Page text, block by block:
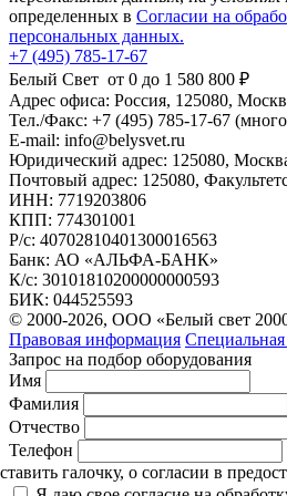
определенных в Согласии на
персональных данных.
+7 (495) 785-17-67
Белый Свет от 0 до 1 580 800 ₽
Адрес офиса: Россия, 125080,
Тел./Факс: +7 (495) 785-17-67
E-mail: info@belysvet.ru
Юридический адрес: 125080,
Почтовый адрес: 125080,
ИНН: 7719203806
КПП: 774301001
Р/с: 40702810401300016563
Банк: АО «АЛЬФА-БАНК»
К/с: 30101810200000000593
БИК: 044525593
© 2000-2026, ООО «Белый свет
Правовая информация
Запрос на подбор оборудования
Имя
Фамилия
Отчество
Телефон
галочку, о согласии в